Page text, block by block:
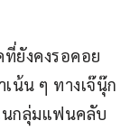
ยังคงรอคอย
น้น ๆ ทางเจ๊นุ๊ก
นกลุ่มแฟนคลับ